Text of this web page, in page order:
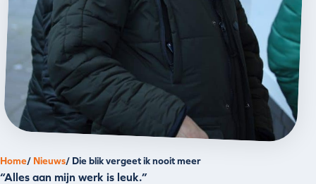
Home Nieuws Die blik vergeet ik nooit meer
“Alles aan mijn werk is leuk.”